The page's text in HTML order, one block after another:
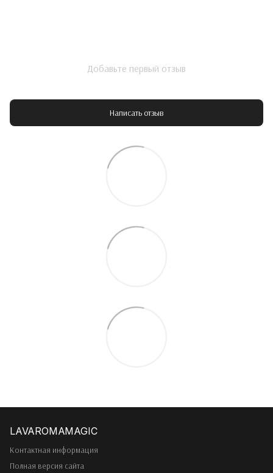
Добавьте первый отзыв
Написать отзыв
Контактная информация
Полная версия сайта